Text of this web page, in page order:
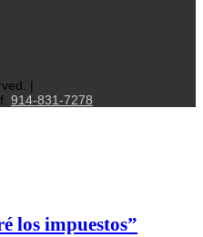
|
914-831-7278
los impuestos”